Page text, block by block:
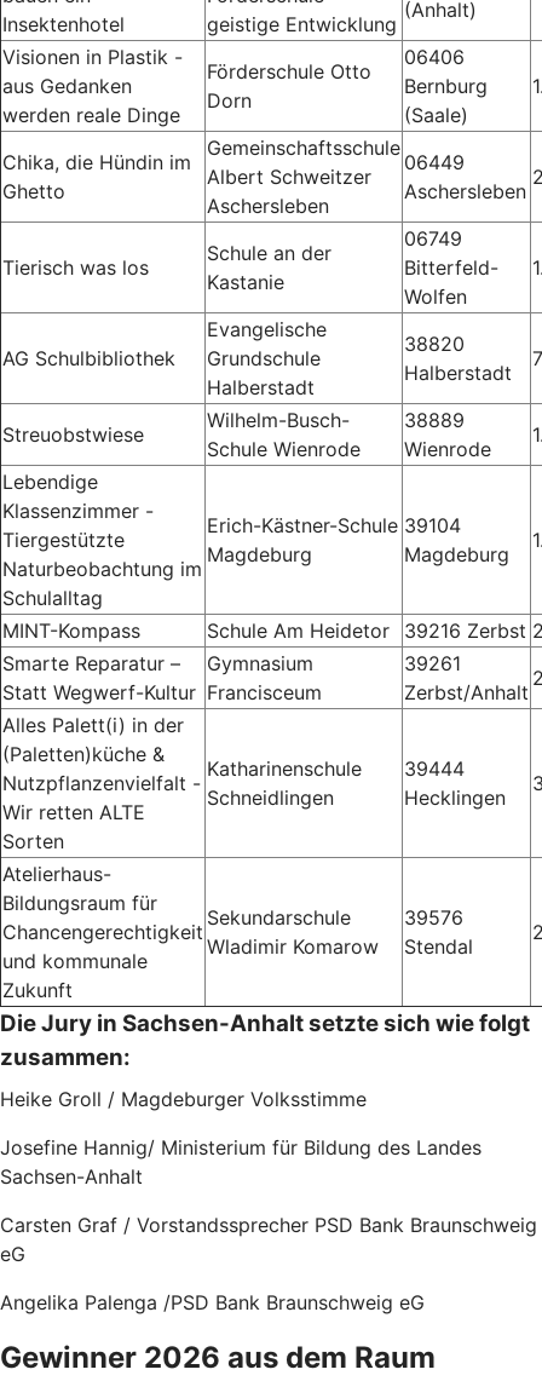
Insektenhotel
geistige Entwicklung
(Anhalt)
Visionen in Plastik -
aus Gedanken
werden reale Dinge
Förderschule Otto
Dorn
06406
Bernburg
(Saale)
Chika, die Hündin im
Ghetto
Gemeinschaftsschule
Albert Schweitzer
Aschersleben
06449
Aschersleben
Tierisch was los
Schule an der
Kastanie
06749
Bitterfeld-
Wolfen
AG Schulbibliothek
Evangelische
Grundschule
Halberstadt
38820
Halberstadt
Streuobstwiese
Wilhelm-Busch-
Schule Wienrode
38889
Wienrode
Lebendige
Klassenzimmer -
Tiergestützte
Naturbeobachtung im
Schulalltag
Erich-Kästner-Schule
Magdeburg
39104
Magdeburg
MINT-Kompass Schule Am Heidetor 39216 Zerbst
Smarte Reparatur –
Statt Wegwerf-Kultur
Gymnasium
Francisceum
39261
Zerbst/Anhalt
Alles Palett(i) in der
(Paletten)küche &
Nutzpflanzenvielfalt -
Wir retten ALTE
Sorten
Katharinenschule
Schneidlingen
39444
Hecklingen
Atelierhaus-
Bildungsraum für
Chancengerechtigkeit
und kommunale
Zukunft
Sekundarschule
Wladimir Komarow
39576
Stendal
Die Jury in Sachsen-Anhalt setzte sich wie folgt
zusammen:
Heike Groll / Magdeburger Volksstimme
Josefine Hannig/ Ministerium für Bildung des Landes
Sachsen-Anhalt
Carsten Graf / Vorstandssprecher PSD Bank Braunschweig
eG
Angelika Palenga /PSD Bank Braunschweig eG
Gewinner 2026 aus dem Raum